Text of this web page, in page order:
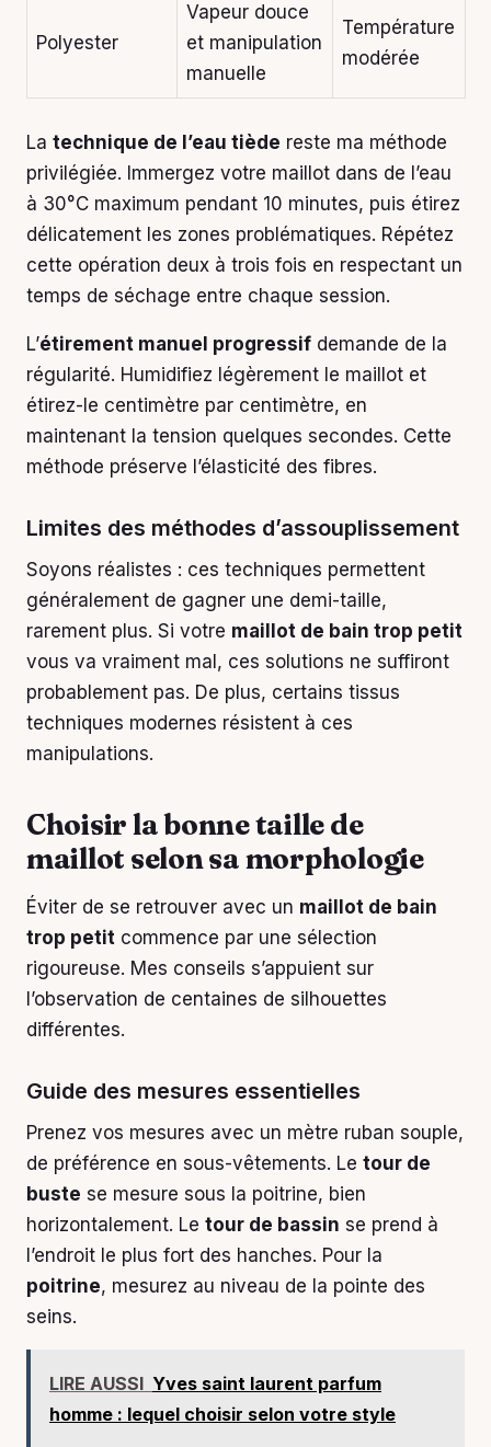
Polyester
Vapeur douce
et manipulation
manuelle
Température
modérée
La technique de l’eau tiède reste ma méthode
privilégiée. Immergez votre maillot dans de l’eau
à 30°C maximum pendant 10 minutes, puis étirez
délicatement les zones problématiques. Répétez
cette opération deux à trois fois en respectant un
temps de séchage entre chaque session.
L’étirement manuel progressif demande de la
régularité. Humidifiez légèrement le maillot et
étirez-le centimètre par centimètre, en
maintenant la tension quelques secondes. Cette
méthode préserve l’élasticité des fibres.
Limites des méthodes d’assouplissement
Soyons réalistes : ces techniques permettent
généralement de gagner une demi-taille,
rarement plus. Si votre maillot de bain trop petit
vous va vraiment mal, ces solutions ne suffiront
probablement pas. De plus, certains tissus
techniques modernes résistent à ces
manipulations.
Choisir la bonne taille de
maillot selon sa morphologie
Éviter de se retrouver avec un maillot de bain
trop petit commence par une sélection
rigoureuse. Mes conseils s’appuient sur
l’observation de centaines de silhouettes
différentes.
Guide des mesures essentielles
Prenez vos mesures avec un mètre ruban souple,
de préférence en sous-vêtements. Le tour de
buste se mesure sous la poitrine, bien
horizontalement. Le tour de bassin se prend à
l’endroit le plus fort des hanches. Pour la
poitrine, mesurez au niveau de la pointe des
seins.
LIRE AUSSI Yves saint laurent parfum
homme : lequel choisir selon votre style